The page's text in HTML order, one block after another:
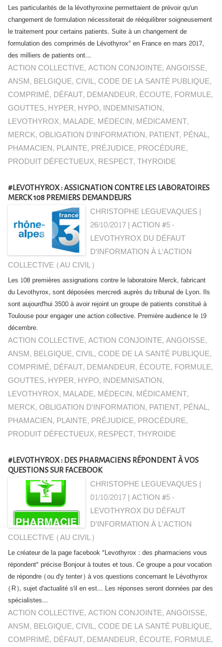
Les particularités de la lévothyroxine permettaient de prévoir qu'un
changement de formulation nécessiterait de rééquilibrer soigneusement
le traitement pour certains patients. Suite à un changement de
formulation des comprimés de Lévothyrox° en France en mars 2017,
des milliers de patients ont...
ACTION COLLECTIVE,ACTION CONJOINTE,ANGOISSE,
ANSM, BELGIQUE, CIVIL, CODE DE LA SANTÉ PUBLIQUE,
COMPRIMÉ, DÉFAUT, DEMANDEUR, ÉCOUTE, FORMULE,
GOUTTES, HYPER, HYPO, INDEMNISATION,
LEVOTHYROX, MALADE, MÉDECIN, MÉDICAMENT,
MERCK,OBLIGATION D'INFORMATION, PATIENT, PÉNAL,
PHAMACIEN, PLAINTE, PRÉJUDICE, PROCÉDURE,
PRODUIT DÉFECTUEUX, RESPECT,THYROIDE
#LEVOTHYROX : ASSIGNATION CONTRE LES LABORATOIRES
MERCK 108 PREMIERS DEMANDEURS
CHRISTOPHE LEGUEVAQUES |
26/10/2017|ACTION #5 -
LEVOTHYROX DU DÉFAUT
D'INFORMATION À L'ACTION
COLLECTIVE (AU CIVIL)
Les 108 premières assignations contre le laboratoire Merck, fabricant
du Levothyrox, sont déposées mercredi auprès du tribunal de Lyon. Ils
sont aujourd'hui 3500 à avoir rejoint un groupe de patients constitué à
Toulouse pour engager une action collective. Première audience le 19
décembre.
ACTION COLLECTIVE,ACTION CONJOINTE,ANGOISSE,
ANSM, BELGIQUE, CIVIL, CODE DE LA SANTÉ PUBLIQUE,
COMPRIMÉ, DÉFAUT, DEMANDEUR, ÉCOUTE, FORMULE,
GOUTTES, HYPER, HYPO, INDEMNISATION,
LEVOTHYROX, MALADE, MÉDECIN, MÉDICAMENT,
MERCK,OBLIGATION D'INFORMATION, PATIENT, PÉNAL,
PHAMACIEN, PLAINTE, PRÉJUDICE, PROCÉDURE,
PRODUIT DÉFECTUEUX, RESPECT,THYROIDE
#LEVOTHYROX : DES PHARMACIENS RÉPONDENT À VOS
QUESTIONS SUR FACEBOOK
CHRISTOPHE LEGUEVAQUES |
01/10/2017|ACTION #5 -
LEVOTHYROX DU DÉFAUT
D'INFORMATION À L'ACTION
COLLECTIVE (AU CIVIL)
Le créateur de la page facebook "Levothyrox : des pharmaciens vous
répondent" précise Bonjour à toutes et tous. Ce groupe a pour vocation
de répondre (ou d'y tenter) à vos questions concernant le Lévothyrox
(R), sujet d'actualité s'il en est... Les réponses seront données par des
spécialistes...
ACTION COLLECTIVE,ACTION CONJOINTE,ANGOISSE,
ANSM, BELGIQUE, CIVIL, CODE DE LA SANTÉ PUBLIQUE,
COMPRIMÉ, DÉFAUT, DEMANDEUR, ÉCOUTE, FORMULE,